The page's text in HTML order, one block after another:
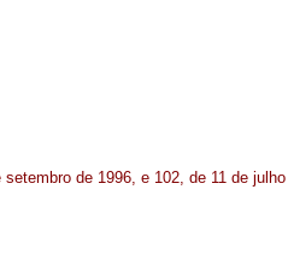
setembro de 1996, e 102, de 11 de